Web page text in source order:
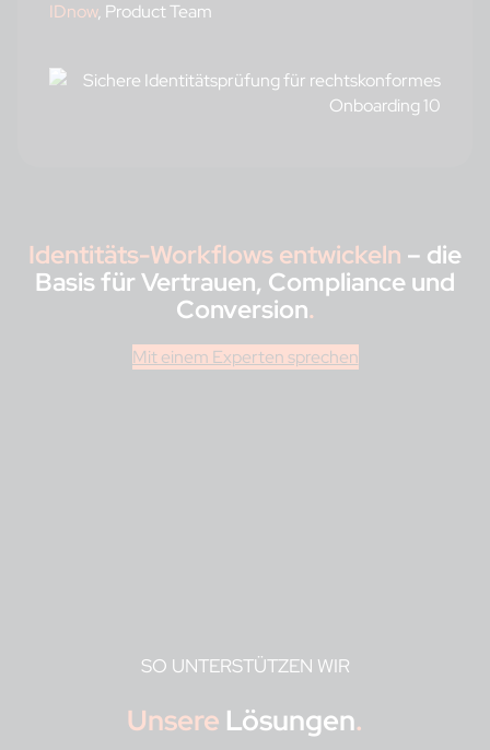
IDnow, Product Team
Identitäts-Workflows entwickeln – die
Basis für Vertrauen, Compliance und
Conversion.
Mit einem Experten sprechen
SO UNTERSTÜTZEN WIR
Unsere Lösungen.